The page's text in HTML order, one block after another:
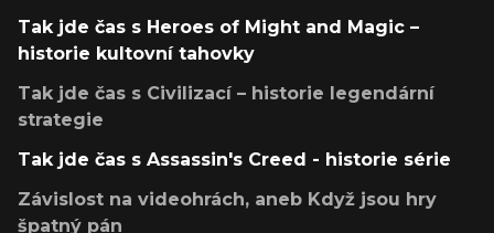
Tak jde čas s Heroes of Might and Magic –
historie kultovní tahovky
Tak jde čas s Civilizací – historie legendární
strategie
Tak jde čas s Assassin's Creed - historie série
Závislost na videohrách, aneb Když jsou hry
špatný pán